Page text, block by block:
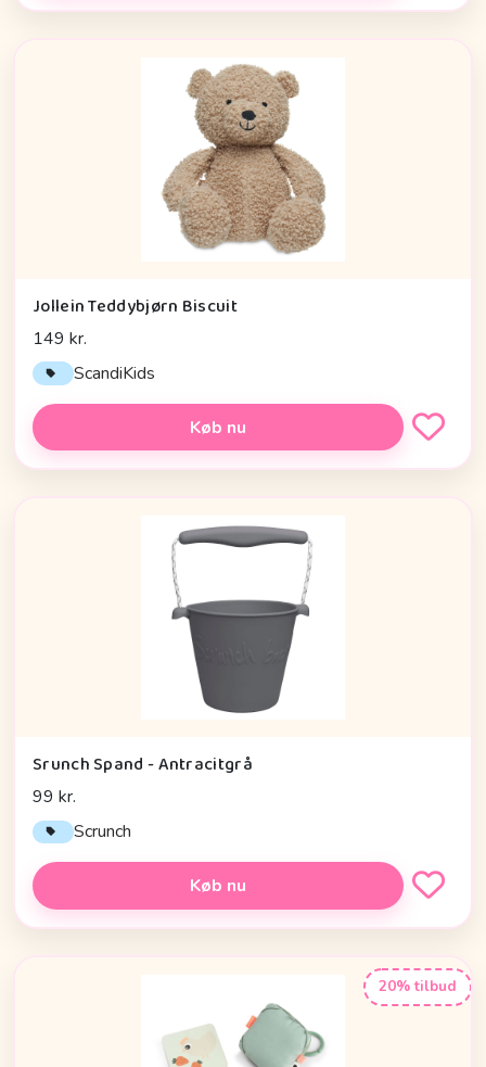
Jollein Teddybjørn Biscuit
149 kr.
ScandiKids
Køb nu
Srunch Spand - Antracitgrå
99 kr.
Scrunch
Køb nu
20% tilbud